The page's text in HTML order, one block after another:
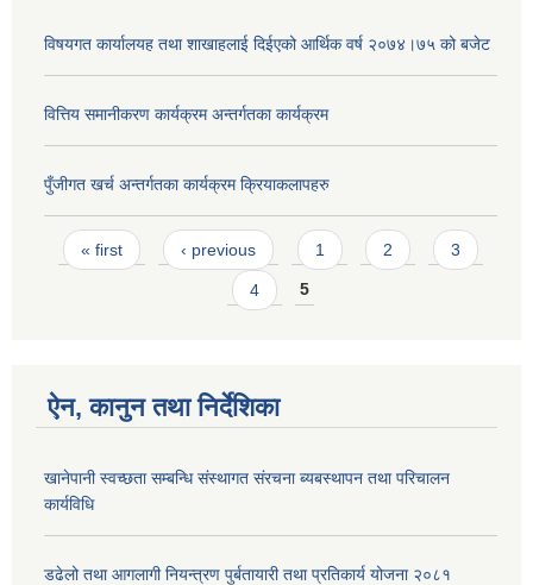
विषयगत कार्यालयह तथा शाखाहलाई दिईएको आर्थिक वर्ष २०७४।७५ को बजेट
वित्तिय समानीकरण कार्यक्रम अन्तर्गतका कार्यक्रम
पुँजीगत खर्च अन्तर्गतका कार्यक्रम क्रियाकलापहरु
Pages
« first ‹ previous 1 2 3
4 5
ऐन, कानुन तथा निर्देशिका
खानेपानी स्वच्छता सम्बन्धि संस्थागत संरचना ब्यबस्थापन तथा परिचालन
कार्यविधि
डढेलो तथा आगलागी नियन्त्रण पुर्बतायारी तथा प्रतिकार्य योजना २०८१